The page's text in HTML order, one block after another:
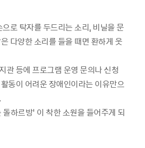
로 탁자를 두드리는 소리, 비닐을 문
다양한 소리를 들을 때면 환하게 웃
관 등에 프로그램 운영 문의나 신청
동이 어려운 장애인이라는 이유만으
하르방’ 이 착한 소원을 들어주게 되